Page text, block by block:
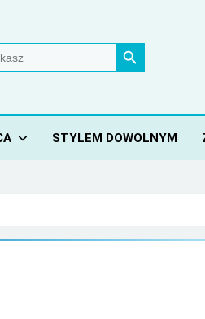
Search Button
STYLEM DOWOLNYM